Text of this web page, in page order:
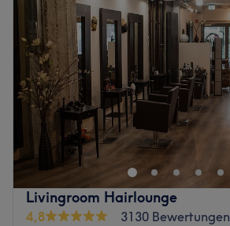
Livingroom Hairlounge
4,8
3130 Bewertungen